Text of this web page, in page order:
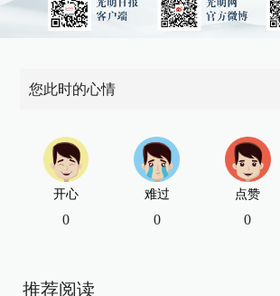
您此时的心情
开心
0
难过
0
点赞
0
推荐阅读